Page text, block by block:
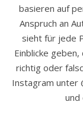
basieren auf
Anspruch an
sieht für jede
Einblicke
richtig oder
Instagram unter
und